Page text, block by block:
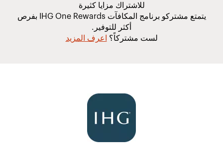
للاشتراك مزايا كثيرة
يتمتع مشتركو برنامج المكافآت IHG One Rewards بفرص
أكثر للتوفير.
لست مشتركاً؟
اعرف المزيد